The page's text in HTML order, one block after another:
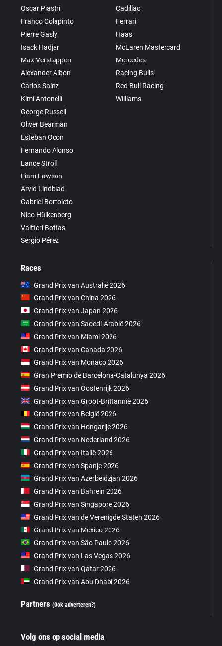
Oscar Piastri
Franco Colapinto
Pierre Gasly
Isack Hadjar
Max Verstappen
Alexander Albon
Carlos Sainz
Kimi Antonelli
George Russell
Oliver Bearman
Esteban Ocon
Fernando Alonso
Lance Stroll
Liam Lawson
Arvid Lindblad
Gabriel Bortoleto
Nico Hülkenberg
Valtteri Bottas
Sergio Pérez
Cadillac
Ferrari
Haas
McLaren Mastercard
Mercedes
Racing Bulls
Red Bull Racing
Williams
Races
Grand Prix van Australië 2026
Grand Prix van China 2026
Grand Prix van Japan 2026
Grand Prix van Saoedi-Arabië 2026
Grand Prix van Miami 2026
Grand Prix van Canada 2026
Grand Prix van Monaco 2026
Gran Premio de Barcelona-Catalunya 2026
Grand Prix van Oostenrijk 2026
Grand Prix van Groot-Brittannië 2026
Grand Prix van België 2026
Grand Prix van Hongarije 2026
Grand Prix van Nederland 2026
Grand Prix van Italië 2026
Grand Prix van Spanje 2026
Grand Prix van Azerbeidzjan 2026
Grand Prix van Bahrein 2026
Grand Prix van Singapore 2026
Grand Prix van de Verenigde Staten 2026
Grand Prix van Mexico 2026
Grand Prix van São Paulo 2026
Grand Prix van Las Vegas 2026
Grand Prix van Qatar 2026
Grand Prix van Abu Dhabi 2026
Partners(Ook adverteren?)
Volg ons op social media